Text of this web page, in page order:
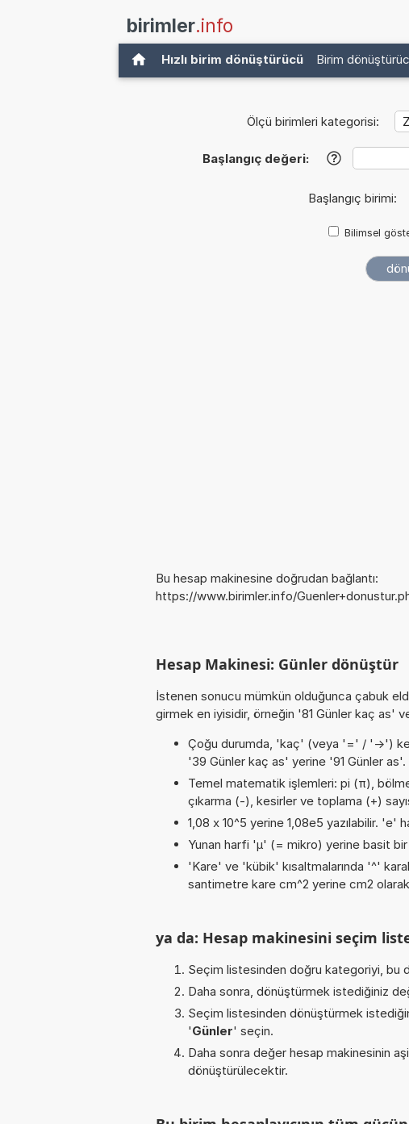
birimler.info
Hızlı birim dönüştürücü Birim
Ölçü birimleri kategorisi:
Başlangıç değeri: ?
Başlangıç birimi:
Bilimsel
Bu hesap makinesine doğrudan bağlantı:
https://www.birimler.info/
Hesap Makinesi: Günler dönüştür
İstenen sonucu mümkün olduğunca çabuk
girmek en iyisidir, örneğin '81 Günler kaç as'
Çoğu durumda, 'kaç' (veya '=' / '->')
'39 Günler kaç as' yerine '91 Günler as'.
Temel matematik işlemleri: pi (π),
çıkarma (-), kesirler ve toplama (+)
1,08 x 10^5 yerine 1,08e5 yazılabilir. 'e'
Yunan harfi 'µ' (= mikro) yerine basit bir
'Kare' ve 'kübik' kısaltmalarında '^'
santimetre kare cm^2 yerine cm2 olarak
ya da: Hesap makinesini seçim
Seçim listesinden doğru kategoriyi, bu
Daha sonra, dönüştürmek istediğiniz
Seçim listesinden dönüştürmek
'Günler' seçin.
Daha sonra değer hesap makinesinin
dönüştürülecektir.